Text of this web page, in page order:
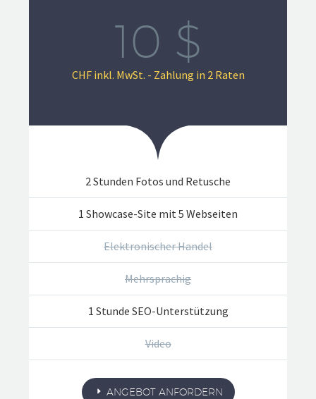
10 $
CHF inkl. MwSt. - Zahlung in 2 Raten
2 Stunden Fotos und Retusche
1 Showcase-Site mit 5 Webseiten
Elektronischer Handel
Mehrsprachig
1 Stunde SEO-Unterstützung
Video
ANGEBOT ANFORDERN